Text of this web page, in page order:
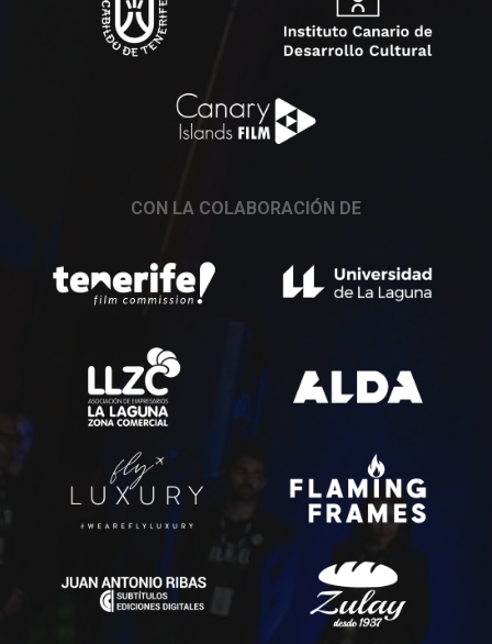
CON LA COLABORACIÓN DE